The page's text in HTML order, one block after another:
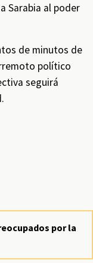
Sarabia al poder
de minutos de
político
seguirá
por la